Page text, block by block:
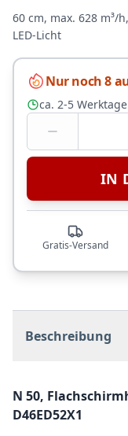
60 cm, max. 628 m³/
LED-Licht
Nur noch 8
ca. 2-5 Werktage
IN
Gratis-Versand
Beschreibung
N 50,
D46ED52X1